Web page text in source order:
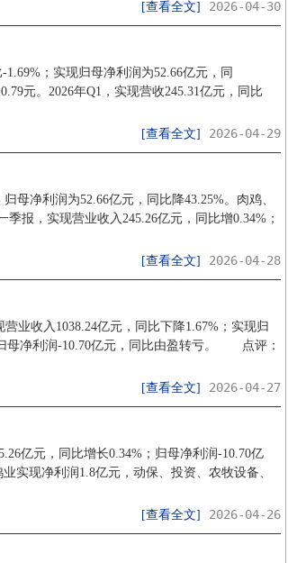
[查看全文]
2026-04-30
；实现归母净利润为52.66亿元，同
元。2026年Q1，实现营收245.31亿元，同比
[查看全文]
2026-04-29
利润为52.66亿元，同比降43.25%。肉鸡、
，实现营业收入245.26亿元，同比增0.34%；
[查看全文]
2026-04-28
收入1038.24亿元，同比下降1.67%；实现归
归母净利润-10.70亿元，同比由盈转亏。 点评：
[查看全文]
2026-04-27
元，同比增长0.34%；归母净利润-10.70亿
实现净利润1.8亿元，动保、投资、农牧设备、
[查看全文]
2026-04-26